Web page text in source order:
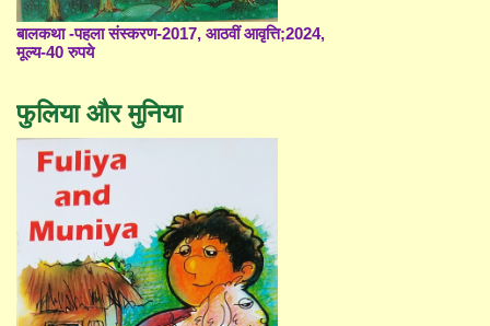
बालकथा -पहला संस्करण-2017, आठवीं आवृत्ति;2024,
मूल्य-40 रुपये
फुलिया और मुनिया